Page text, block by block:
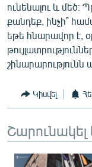
ՀԵՏԵՎԵՔ ՄԵԶ
«Ազատության»
ունենալու և մեծ։
քանդեք, ինչի՞
եթե հնարավոր է,
շինարարությունն
Կիսվել